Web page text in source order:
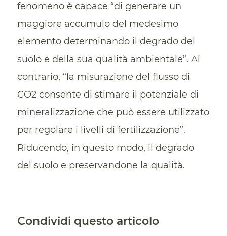
fenomeno è capace “di generare un
maggiore accumulo del medesimo
elemento determinando il degrado del
suolo e della sua qualità ambientale”. Al
contrario, “la misurazione del flusso di
CO2 consente di stimare il potenziale di
mineralizzazione che può essere utilizzato
per regolare i livelli di fertilizzazione”.
Riducendo, in questo modo, il degrado
del suolo e preservandone la qualità.
Condividi questo articolo